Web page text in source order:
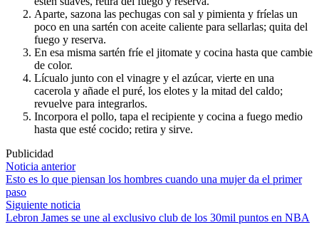
Aparte, sazona las pechugas con sal y pimienta y fríelas un
poco en una sartén con aceite caliente para sellarlas; quita del
fuego y reserva.
En esa misma sartén fríe el jitomate y cocina hasta que cambie
de color.
Lícualo junto con el vinagre y el azúcar, vierte en una
cacerola y añade el puré, los elotes y la mitad del caldo;
revuelve para integrarlos.
Incorpora el pollo, tapa el recipiente y cocina a fuego medio
hasta que esté cocido; retira y sirve.
Publicidad
Navegación
de
entradas
Noticia anterior
Esto es lo que piensan los hombres cuando una mujer da el primer
paso
Siguiente noticia
Lebron James se une al exclusivo club de los 30mil puntos en NBA